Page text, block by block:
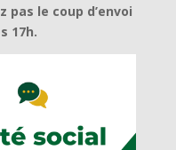
pas le coup d’envoi
17h.